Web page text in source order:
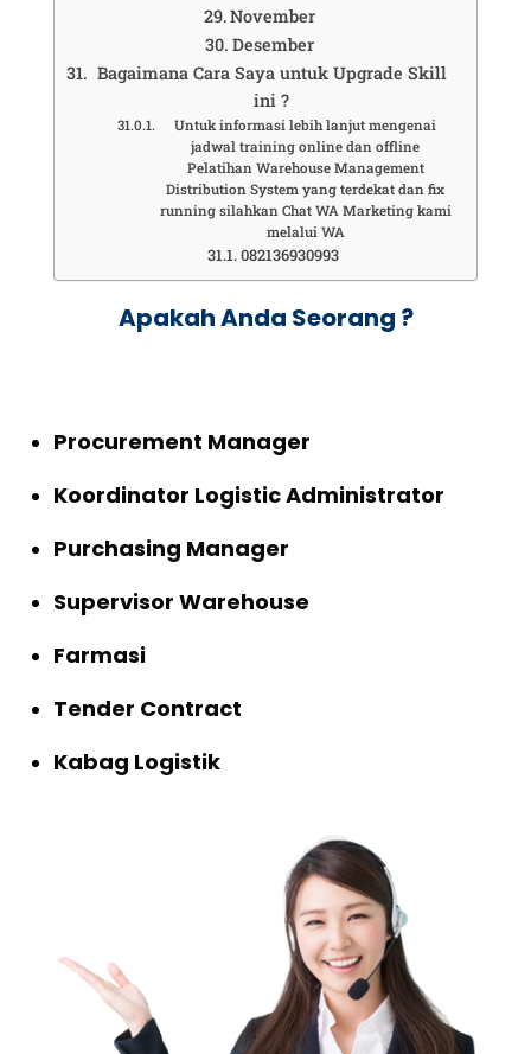
November
Desember
Bagaimana Cara Saya untuk Upgrade Skill
ini ?
Untuk informasi lebih lanjut mengenai
jadwal training online dan offline
Pelatihan Warehouse Management
Distribution System yang terdekat dan fix
running silahkan Chat WA Marketing kami
melalui WA
082136930993
Apakah Anda Seorang ?
Procurement Manager
Koordinator Logistic Administrator
Purchasing Manager
Supervisor Warehouse
Farmasi
Tender Contract
Kabag Logistik